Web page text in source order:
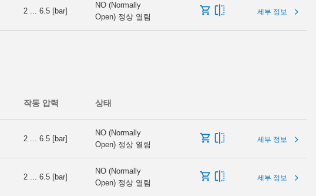
2 ... 6.5 [bar]
NO (Normally
Open) 정상 열림
세부 정보
작동 압력 상태
2 ... 6.5 [bar]
NO (Normally
Open) 정상 열림
세부 정보
2 ... 6.5 [bar]
NO (Normally
Open) 정상 열림
세부 정보